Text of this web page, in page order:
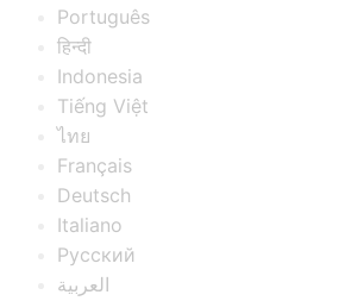
Português
हिन्दी
Indonesia
Tiếng Việt
ไทย
Français
Deutsch
Italiano
Русский
العربية